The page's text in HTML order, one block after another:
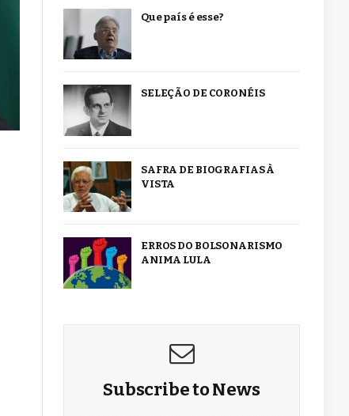
Que país é esse?
SELEÇÃO DE CORONÉIS
SAFRA DE BIOGRAFIAS À
VISTA
ERROS DO BOLSONARISMO
ANIMA LULA
Subscribe to News